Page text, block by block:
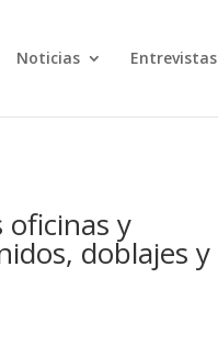
Noticias Entrevistas
y
doblajes y